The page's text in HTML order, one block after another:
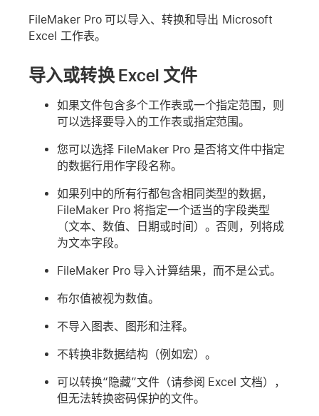
FileMaker Pro 可以导入、转换和导出 Microsoft
Excel 工作表。
导入或转换 Excel 文件
如果文件包含多个工作表或一个指定范围，则
可以选择要导入的工作表或指定范围。
您可以选择 FileMaker Pro 是否将文件中指定
的数据行用作字段名称。
如果列中的所有行都包含相同类型的数据，
FileMaker Pro 将指定一个适当的字段类型
（文本、数值、日期或时间）。否则，列将成
为文本字段。
FileMaker Pro 导入计算结果，而不是公式。
布尔值被视为数值。
不导入图表、图形和注释。
不转换非数据结构（例如宏）。
可以转换“隐藏”文件（请参阅 Excel 文档），
但无法转换密码保护的文件。